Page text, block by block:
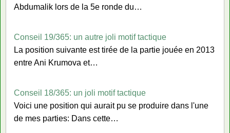
Abdumalik lors de la 5e ronde du…
Conseil 19/365: un autre joli motif tactique
La position suivante est tirée de la partie jouée en 2013
entre Ani Krumova et…
Conseil 18/365: un joli motif tactique
Voici une position qui aurait pu se produire dans l'une
de mes parties: Dans cette…